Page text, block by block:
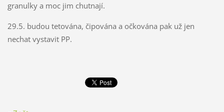
granulky a moc jim chutnají.
29.5. budou tetována, čipována a očkována pak už jen
nechat vystavit PP.